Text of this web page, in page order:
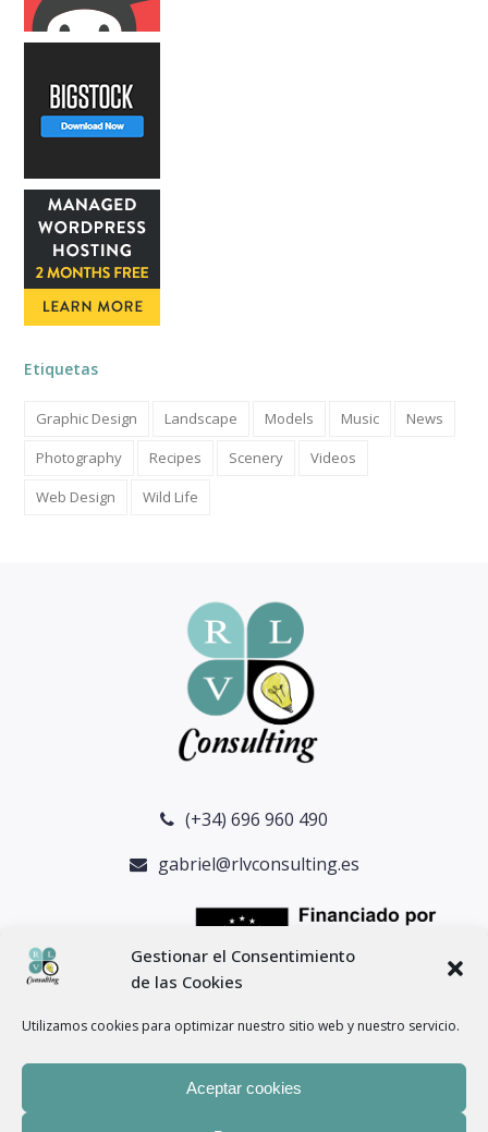
Gestionar el Consentimiento
de las Cookies
Utilizamos cookies para optimizar nuestro sitio web y nuestro servicio.
Aceptar cookies
Etiquetas
Graphic Design Landscape Models Music
News
Photography
Recipes Scenery
Videos
Web Design
Wild Life
(+34) 696 960 490
gabriel@rlvconsulting.es